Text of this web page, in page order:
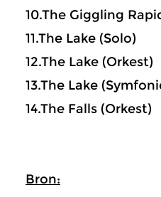
10.The Giggling
11.The Lake (Solo)
12.The Lake (Orkest)
13.The Lake
14.The Falls (Orkest)
Bron: